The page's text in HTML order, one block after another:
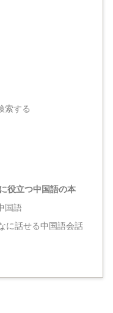
索する
役立つ中国語の本
国語
に話せる中国語会話